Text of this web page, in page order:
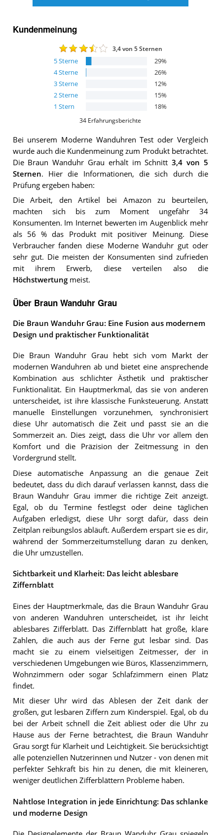
Kundenmeinung
3,4von 5 Sternen
5Sterne 29%
4Sterne 26%
3Sterne 12%
2Sterne 15%
1 Stern 18%
34 Erfahrungsberichte
Bei unserem Moderne Wanduhren Test oder Vergleich
wurde auch die Kundenmeinung zum Produkt betrachtet.
Die Braun Wanduhr Grau erhält im Schnitt3,4 von 5
Sternen. Hier die Informationen, die sich durch die
Prüfung ergeben haben:
Die Arbeit, den Artikel bei Amazon zu beurteilen,
machten sich bis zum Moment ungefähr 34
Konsumenten. Im Internet bewerten im Augenblick mehr
als 56 % das Produkt mit positiver Meinung. Diese
Verbraucher fanden diese Moderne Wanduhr gut oder
sehr gut. Die meisten der Konsumenten sind zufrieden
mit ihrem Erwerb, diese verteilen also die
Höchstwertungmeist.
Über Braun Wanduhr Grau
Die Braun Wanduhr Grau: Eine Fusion aus modernem
Design und praktischer Funktionalität
Die Braun Wanduhr Grau hebt sich vom Markt der
modernen Wanduhren ab und bietet eine ansprechende
Kombination aus schlichter Ästhetik und praktischer
Funktionalität. Ein Hauptmerkmal, das sie von anderen
unterscheidet, ist ihre klassische Funksteuerung. Anstatt
manuelle Einstellungen vorzunehmen, synchronisiert
diese Uhr automatisch die Zeit und passt sie an die
Sommerzeit an. Dies zeigt, dass die Uhr vor allem den
Komfort und die Präzision der Zeitmessung in den
Vordergrund stellt.
Diese automatische Anpassung an die genaue Zeit
bedeutet, dass du dich darauf verlassen kannst, dass die
Braun Wanduhr Grau immer die richtige Zeit anzeigt.
Egal, ob du Termine festlegst oder deine täglichen
Aufgaben erledigst, diese Uhr sorgt dafür, dass dein
Zeitplan reibungslos abläuft. Außerdem erspart sie es dir,
während der Sommerzeitumstellung daran zu denken,
die Uhr umzustellen.
Sichtbarkeit und Klarheit: Das leicht ablesbare
Ziffernblatt
Eines der Hauptmerkmale, das die Braun Wanduhr Grau
von anderen Wanduhren unterscheidet, ist ihr leicht
ablesbares Zifferblatt. Das Ziffernblatt hat große, klare
Zahlen, die auch aus der Ferne gut lesbar sind. Das
macht sie zu einem vielseitigen Zeitmesser, der in
verschiedenen Umgebungen wie Büros, Klassenzimmern,
Wohnzimmern oder sogar Schlafzimmern einen Platz
findet.
Mit dieser Uhr wird das Ablesen der Zeit dank der
großen, gut lesbaren Ziffern zum Kinderspiel. Egal, ob du
bei der Arbeit schnell die Zeit abliest oder die Uhr zu
Hause aus der Ferne betrachtest, die Braun Wanduhr
Grau sorgt für Klarheit und Leichtigkeit. Sie berücksichtigt
alle potenziellen Nutzerinnen und Nutzer - von denen mit
perfekter Sehkraft bis hin zu denen, die mit kleineren,
weniger deutlichen Zifferblättern Probleme haben.
Nahtlose Integration in jede Einrichtung: Das schlanke
und moderne Design